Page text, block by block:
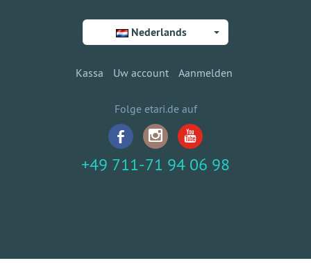
Nederlands
Kassa Uw account Aanmelden
Folge etari.de auf
+49 711-71 94 06 98